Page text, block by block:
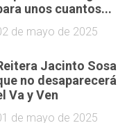
unos cuantos...
de mayo de 2025
Jacinto Sosa
no desaparecerá
Va y Ven
de mayo de 2025